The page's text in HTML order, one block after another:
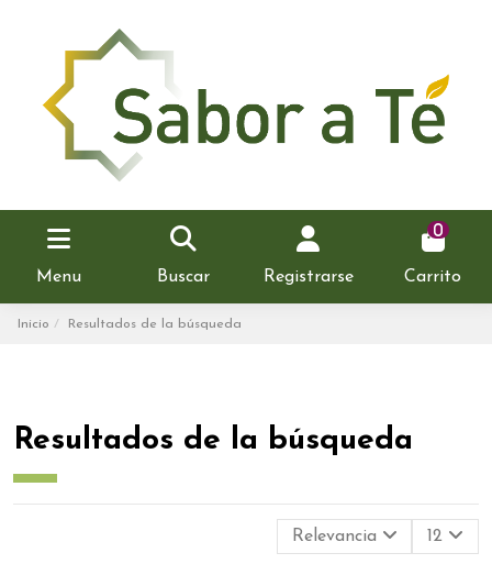
Menu Buscar Registrarse
0
Carrito
Inicio Resultados de la búsqueda
Resultados de la búsqueda
Relevancia 12